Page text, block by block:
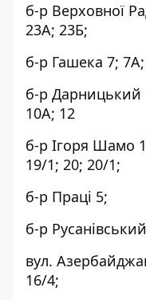
б-р Верховної
23А; 23Б;
б-р Гашека 7;
б-р Дарницький
10А; 12
б-р Ігоря Шамо
19/1; 20; 20/1;
б-р Праці 5;
б-р
вул.
16/4;